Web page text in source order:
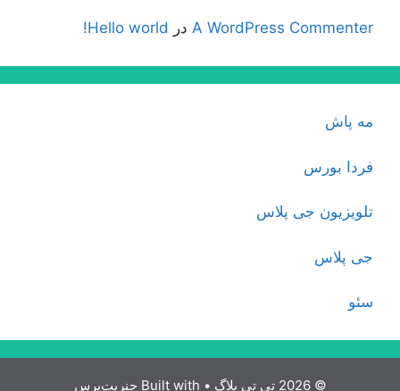
A WordPress Commenter در Hello world!
مه پاش
فردا بورس
تلویزیون جی پلاس
جی پلاس
سئو
© 2026 تی تی بلاگ • Built with جنریت‌پرس